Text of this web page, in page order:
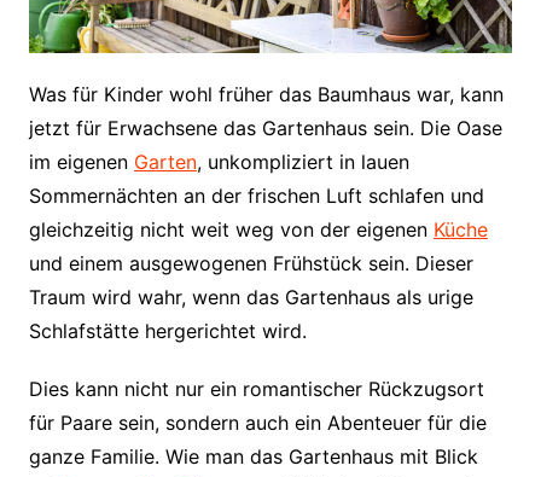
Was für Kinder wohl früher das Baumhaus war, kann
jetzt für Erwachsene das Gartenhaus sein. Die Oase
im eigenen Garten, unkompliziert in lauen
Sommernächten an der frischen Luft schlafen und
gleichzeitig nicht weit weg von der eigenen Küche
und einem ausgewogenen Frühstück sein. Dieser
Traum wird wahr, wenn das Gartenhaus als urige
Schlafstätte hergerichtet wird.
Dies kann nicht nur ein romantischer Rückzugsort
für Paare sein, sondern auch ein Abenteuer für die
ganze Familie. Wie man das Gartenhaus mit Blick